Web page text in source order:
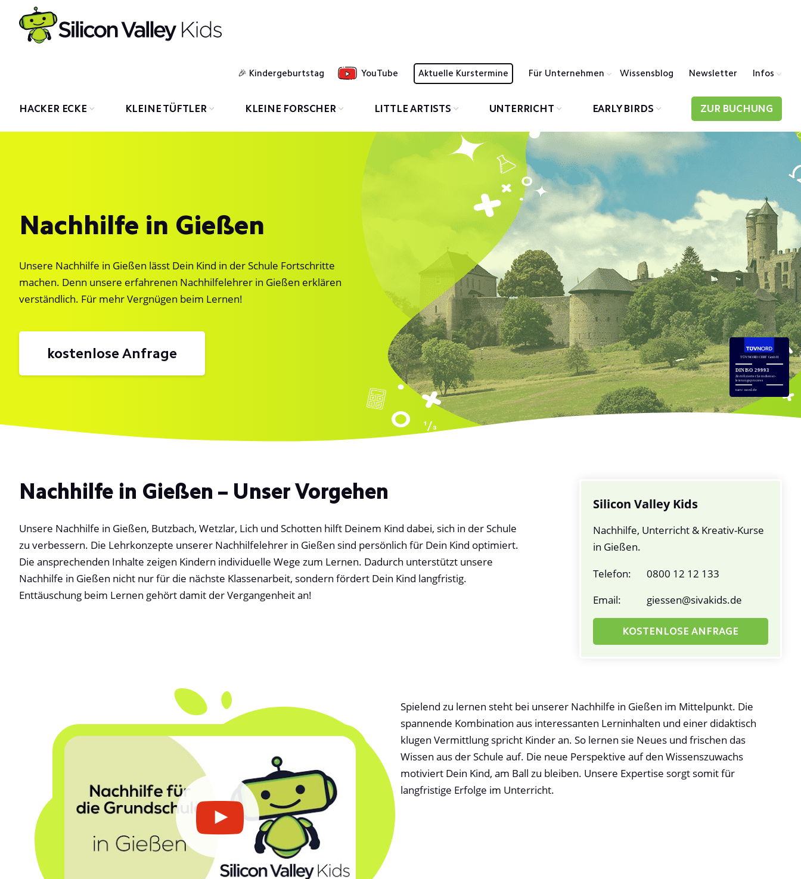
Kindergeburtstag YouTube Aktuelle Kurstermine Für Unternehmen Wissensblog Newsletter Infos
HACKER ECKE KLEINE TÜFTLER KLEINE FORSCHER LITTLE ARTISTS UNTERRICHT EARLY BIRDS ZUR BUCHUNG
Nachhilfe in Gießen
Unsere Nachhilfe in Gießen lässt Dein Kind in der Schule Fortschritte
machen. Denn unsere erfahrenen Nachhilfelehrer in Gießen erklären
verständlich. Für mehr Vergnügen beim Lernen!
kostenlose Anfrage
Nachhilfe in Gießen – Unser Vorgehen
Unsere Nachhilfe in Gießen, Butzbach, Wetzlar, Lich und Schotten hilft Deinem Kind dabei, sich in der Schule
zu verbessern. Die Lehrkonzepte unserer Nachhilfelehrer in Gießen sind persönlich für Dein Kind optimiert.
Die ansprechenden Inhalte zeigen Kindern individuelle Wege zum Lernen. Dadurch unterstützt unsere
Nachhilfe in Gießen nicht nur für die nächste Klassenarbeit, sondern fördert Dein Kind langfristig.
Enttäuschung beim Lernen gehört damit der Vergangenheit an!
Silicon Valley Kids
Nachhilfe, Unterricht & Kreativ-Kurse
in Gießen.
Telefon:
0800 12 12 133
Email:
giessen@sivakids.de
KOSTENLOSE ANFRAGE
Spielend zu lernen steht bei unserer Nachhilfe in Gießen im Mittelpunkt. Die
spannende Kombination aus interessanten Lerninhalten und einer didaktisch
klugen Vermittlung spricht Kinder an. So lernen sie Neues und frischen das
Wissen aus der Schule auf. Die neue Perspektive auf den Wissenszuwachs
motiviert Dein Kind, am Ball zu bleiben. Unsere Expertise sorgt somit für
langfristige Erfolge im Unterricht.